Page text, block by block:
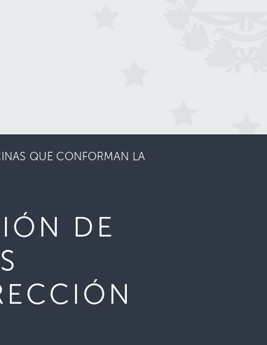
QUE CONFORMAN LA
DE